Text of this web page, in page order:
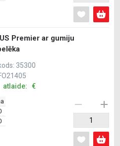
Premier ar gumiju
35300
atlaide: €